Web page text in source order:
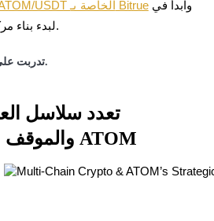
احصل على
صفحة تداول ATOM/USDT الخاصة بـ Bitrueوابدأ في
شراء ATOM لبدء بناء مركزك اليوم.
تدربت على بيانات حتى أكتوبر 2023.
تعدد سلاسل
والموقف الاستراتيجي لــ ATOM